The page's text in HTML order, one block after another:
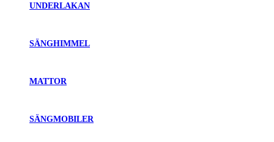
UNDERLAKAN
SÄNGHIMMEL
MATTOR
SÄNGMOBILER